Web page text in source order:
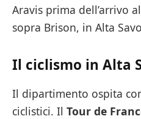
Aravis prima dell’arrivo
sopra Brison, in Alta
Il ciclismo in Alta
Il dipartimento ospita
ciclistici. Il Tour de